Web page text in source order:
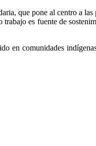
que pone al centro a las
es fuente de
en comunidades